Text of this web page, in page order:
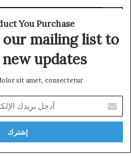
You Purchase
our mailing list to
updates!
sit amet, consectetur.
بريدك
الإلكتروني